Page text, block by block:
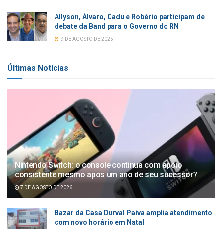
Allyson, Álvaro, Cadu e Robério participam de
debate da Band para o Governo do RN
9 DE AGOSTO DE 2026
Últimas Notícias
Nintendo Switch: o console continua com apoio
consistente mesmo após um ano de seu sucessor?
7 DE AGOSTO DE 2026
Bazar da Casa Durval Paiva amplia atendimento
com novo horário em Natal